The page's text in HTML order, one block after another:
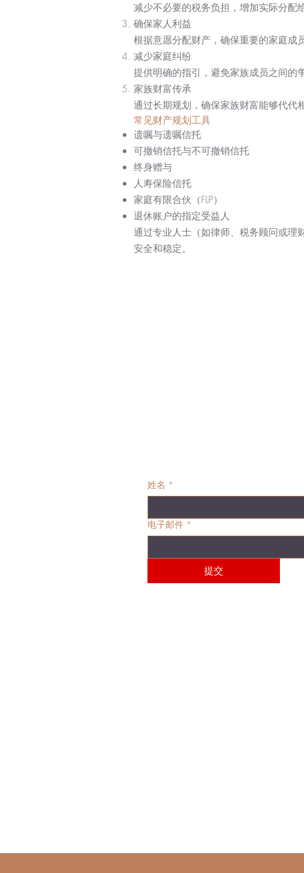
减少不必要的税务负担，增加实际分配
确保家人利益
根据意愿分配财产，确保重要的家庭成
减少家庭纠纷
提供明确的指引，避免家族成员之间的争
家族财富传承
通过长期规划，确保家族财富能够代代相
常见财产规划工具
遗嘱与遗嘱信托
可撤销信托与不可撤销信托
终身赠与
人寿保险信托
家庭有限合伙（FLP）
退休账户的指定受益人
通过专业人士（如律师、税务顾问或理
安全和稳定。
姓名 *
电子邮件 *
提交